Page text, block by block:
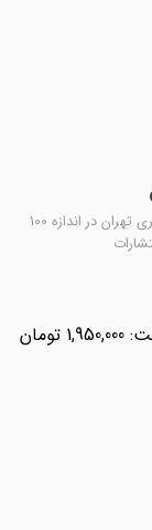
نقشه منطقه 6 شهرداری تهران در اندازه 100x70 سانتی‌متر و در مقیاس 1:7.500
1,950,000